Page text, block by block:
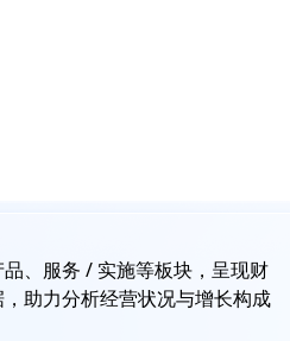
、服务 / 实施等板块，呈现财
助力分析经营状况与增长构成